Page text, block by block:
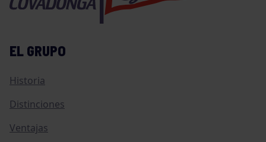
EL GRUPO
Historia
Distinciones
Ventajas